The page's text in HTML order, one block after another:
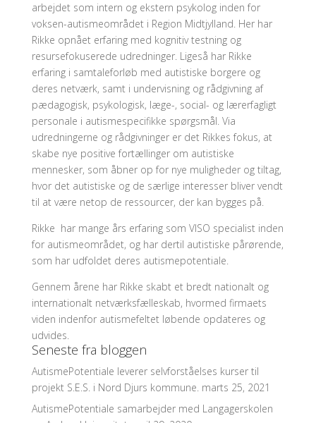
arbejdet som intern og ekstern psykolog inden for
voksen-autismeområdet i Region Midtjylland. Her har
Rikke opnået erfaring med kognitiv testning og
resursefokuserede udredninger. Ligeså har Rikke
erfaring i samtaleforløb med autistiske borgere og
deres netværk, samt i undervisning og rådgivning af
pædagogisk, psykologisk, læge-, social- og lærerfagligt
personale i autismespecifikke spørgsmål. Via
udredningerne og rådgivninger er det Rikkes fokus, at
skabe nye positive fortællinger om autistiske
mennesker, som åbner op for nye muligheder og tiltag,
hvor det autistiske og de særlige interesser bliver vendt
til at være netop de ressourcer, der kan bygges på.
Rikke har mange års erfaring som VISO specialist inden
for autismeområdet, og har dertil autistiske pårørende,
som har udfoldet deres autismepotentiale.
Gennem årene har Rikke skabt et bredt nationalt og
internationalt netværksfælleskab, hvormed firmaets
viden indenfor autismefeltet løbende opdateres og
udvides.
Seneste fra bloggen
AutismePotentiale leverer selvforståelses kurser til
projekt S.E.S. i Nord Djurs kommune. marts 25, 2021
AutismePotentiale samarbejder med Langagerskolen